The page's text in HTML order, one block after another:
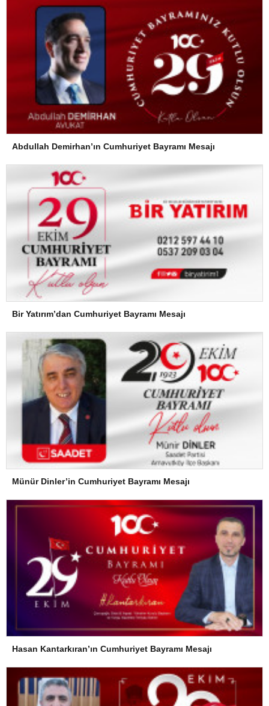
Abdullah Demirhan’ın Cumhuriyet Bayramı Mesajı
Bir Yatırım’dan Cumhuriyet Bayramı Mesajı
Münür Dinler’in Cumhuriyet Bayramı Mesajı
Hasan Kantarkıran’ın Cumhuriyet Bayramı Mesajı